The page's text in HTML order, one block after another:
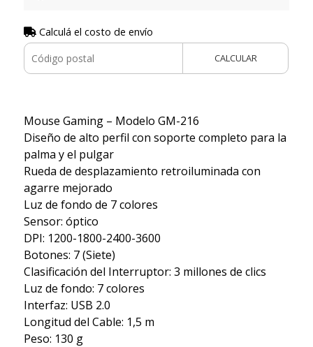
Calculá el costo de envío
CALCULAR
Mouse Gaming – Modelo GM-216
Diseño de alto perfil con soporte completo para la
palma y el pulgar
Rueda de desplazamiento retroiluminada con
agarre mejorado
Luz de fondo de 7 colores
Sensor: óptico
DPI: 1200-1800-2400-3600
Botones: 7 (Siete)
Clasificación del Interruptor: 3 millones de clics
Luz de fondo: 7 colores
Interfaz: USB 2.0
Longitud del Cable: 1,5 m
Peso: 130 g